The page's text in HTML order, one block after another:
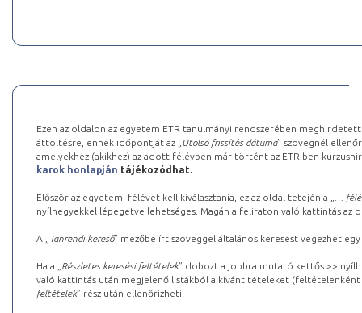
Ezen az oldalon az egyetem ETR tanulmányi rendszerében
áttöltésre, ennek időpontját az „ Utolsó frissítés dátuma” szövegnél
amelyekhez (akikhez) az adott félévben már történt az ETR-ben
karok honlapján tájékozódhat.
Először az egyetemi félévet kell kiválasztania, ez az oldal tetején a „
…
nyílhegyekkel lépegetve lehetséges. Magán a feliraton való kattintás az
A „ Tanrendi kereső” mezőbe írt szöveggel általános keresést végezhet
Ha a „ Részletes keresési feltételek” dobozt a jobbra mutató kettős >>
való kattintás után megjelenő listákból a kívánt tételeket (feltételenként
feltételek” rész után ellenőrizheti.